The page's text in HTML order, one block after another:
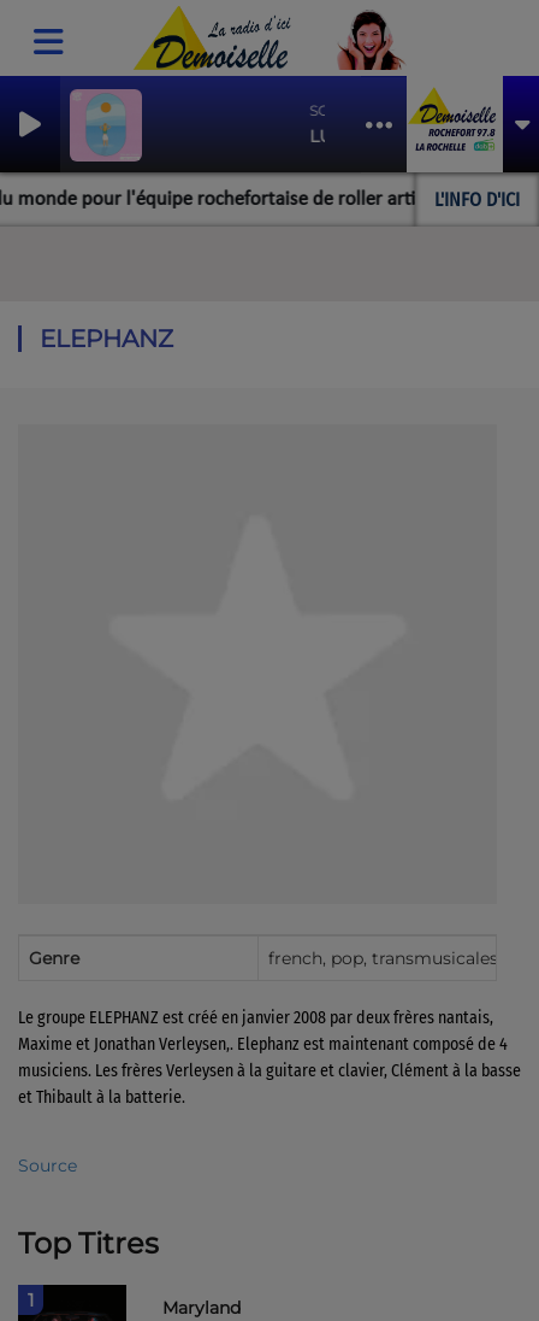
SOLEIL BLEU
LUIZA / BLEU SOLEIL
L'INFO D'ICI
pour l'équipe rochefortaise de roller artistique
ELEPHANZ
Genre french, pop, transmusicales,
Le groupe ELEPHANZ est créé en janvier 2008 par deux frères nantais,
Maxime et Jonathan Verleysen,. Elephanz est maintenant composé de 4
musiciens. Les frères Verleysen à la guitare et clavier, Clément à la basse
et Thibault à la batterie.
Source
Top Titres
1 Maryland